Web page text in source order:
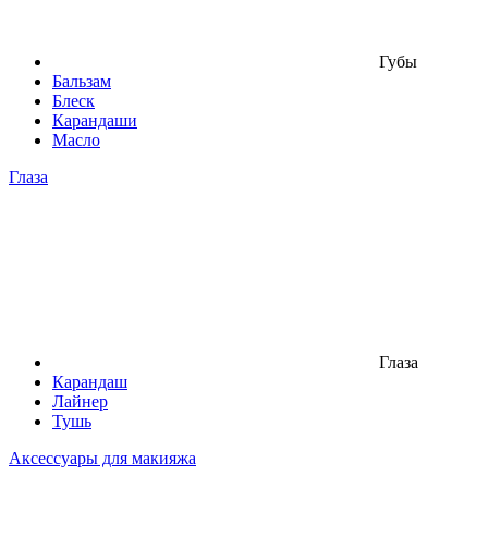
Губы
Бальзам
Блеск
Карандаши
Масло
Глаза
Глаза
Карандаш
Лайнер
Тушь
Аксессуары для макияжа